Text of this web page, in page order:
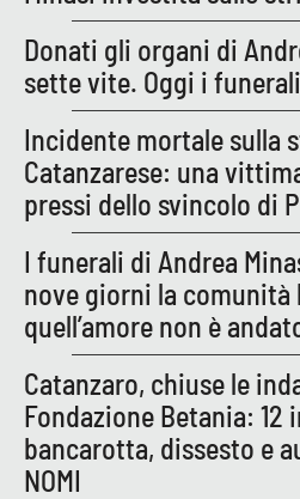
LAC
NETWORK
Lacplay.it
Lactv.it
Laconair.it
Lacitymag.it
Lacapitalenews.it
Ilreggino.it
Donati gli organi di
sette vite. Oggi i
Incidente mortale sulla
Catanzarese: una
pressi dello svincolo di
I funerali di Andrea
nove giorni la comunità
quell’amore non è
Catanzaro, chiuse le
Fondazione Betania: 12
bancarotta, dissesto e
NOMI